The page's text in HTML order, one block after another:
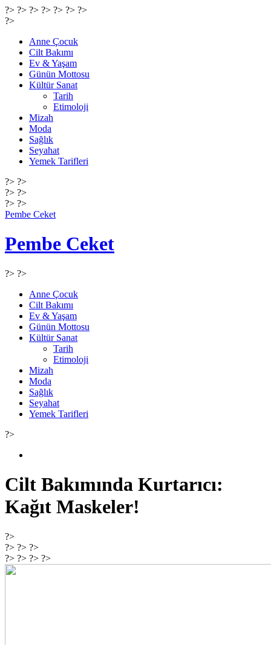
?> ?> ?> ?> ?> ?> ?>
?>
Anne Çocuk
Cilt Bakımı
Ev & Yaşam
Günün Mottosu
Kültür Sanat
Tarih
Etimoloji
Mizah
Moda
Sağlık
Seyahat
Yemek Tarifleri
?> ?>
?> ?>
?> ?>
Pembe Ceket
Pembe Ceket
?> ?>
Anne Çocuk
Cilt Bakımı
Ev & Yaşam
Günün Mottosu
Kültür Sanat
Tarih
Etimoloji
Mizah
Moda
Sağlık
Seyahat
Yemek Tarifleri
?>
Cilt Bakımında Kurtarıcı:
Kağıt Maskeler!
?>
?> ?> ?>
?> ?> ?> ?>